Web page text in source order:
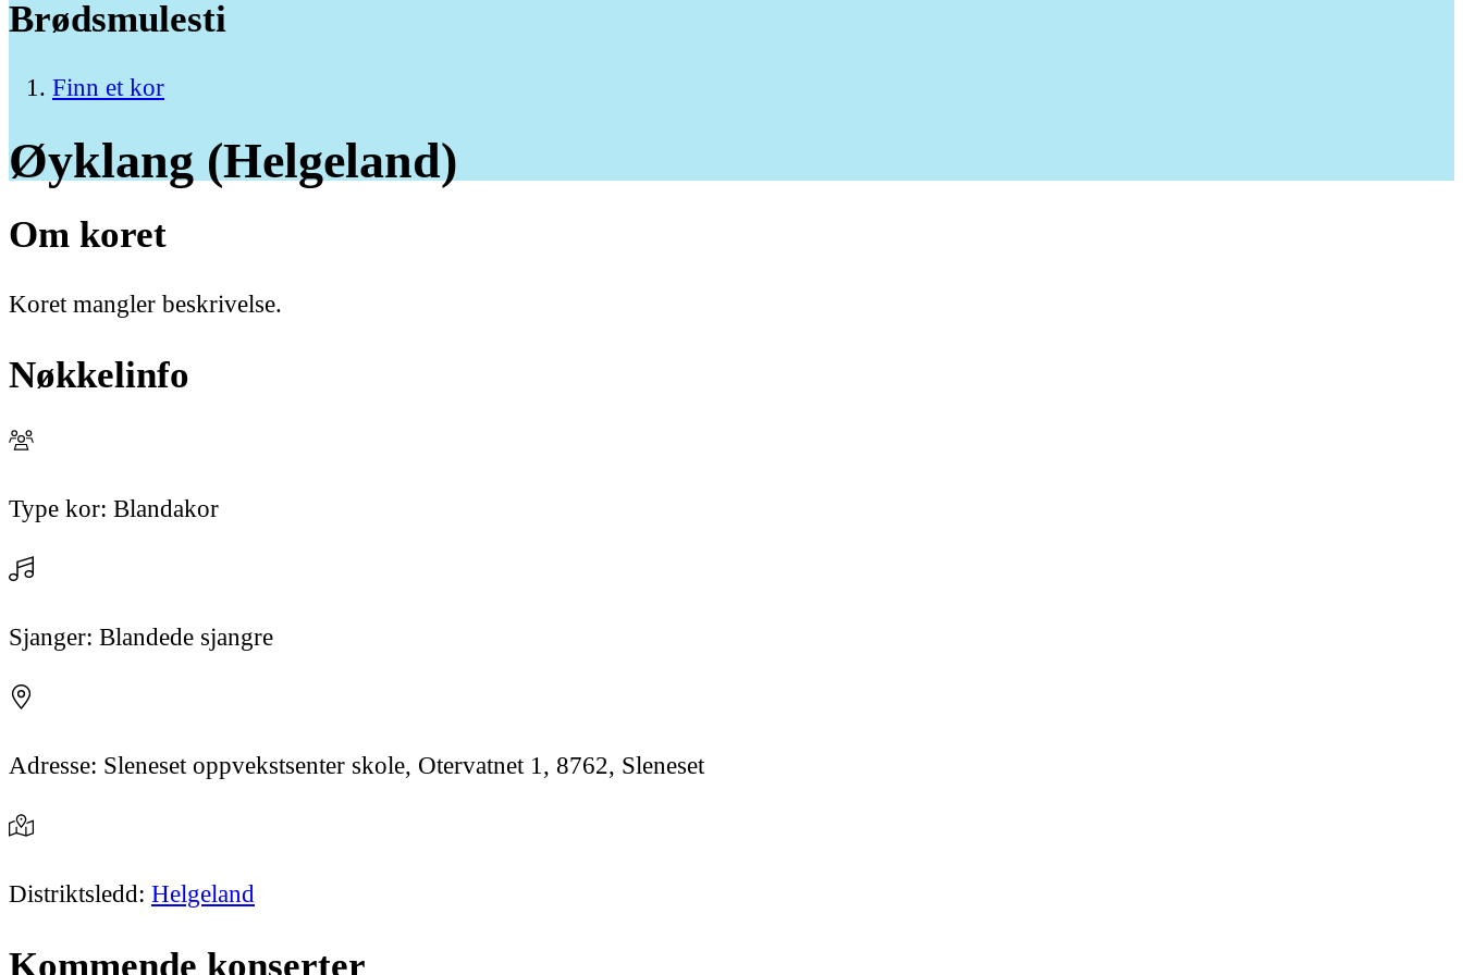
Brødsmulesti
Finn et kor
Øyklang (Helgeland)
Om koret
Koret mangler beskrivelse.
Nøkkelinfo
Type kor: Blandakor
Sjanger: Blandede sjangre
Adresse: Sleneset oppvekstsenter skole, Otervatnet 1, 8762, Sleneset
Distriktsledd: Helgeland
Kommende konserter